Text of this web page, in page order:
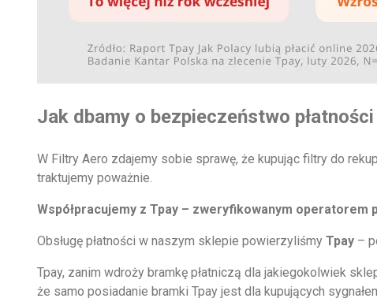
Jak dbamy o bezpieczeństwo
W Filtry Aero zdajemy sobie sprawę, że kupując filtry do
traktujemy poważnie.
Współpracujemy z Tpay – zweryfikowanym operatorem
Obsługę płatności w naszym sklepie powierzyliśmy Tpay –
Tpay, zanim wdroży bramkę płatniczą dla jakiegokolwiek
że samo posiadanie bramki Tpay jest dla kupujących